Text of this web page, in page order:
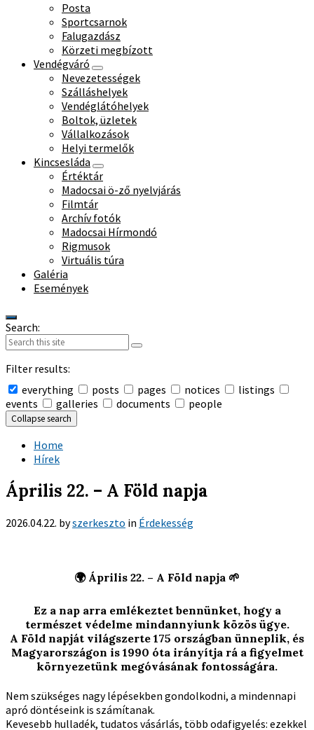
Posta
Sportcsarnok
Falugazdász
Körzeti megbízott
Vendégváró
Nevezetességek
Szálláshelyek
Vendéglátóhelyek
Boltok, üzletek
Vállalkozások
Helyi termelők
Kincsesláda
Értéktár
Madocsai ö-ző nyelvjárás
Filmtár
Archív fotók
Madocsai Hírmondó
Rigmusok
Virtuális túra
Galéria
Események
Search:
Filter results:
everything
posts pages notices
listings
events
galleries documents people
Collapse search
Home
Hírek
Április 22. – A Föld napja
2026.04.22. byszerkeszto in Érdekesség
🌍Április 22. – A Föld napja 🌱
Ez a nap arra emlékeztet bennünket, hogy a
természet védelme mindannyiunk közös ügye.
A Föld napját világszerte 175 országban ünneplik, és
Magyarországon is 1990 óta irányítja rá a figyelmet
környezetünk megóvásának fontosságára.
Nem szükséges nagy lépésekben gondolkodni, a mindennapi
apró döntéseink is számítanak.
Kevesebb hulladék, tudatos vásárlás, több odafigyelés: ezekkel